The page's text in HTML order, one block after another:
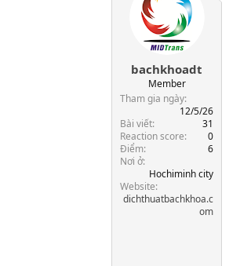
t
r
bachkhoadt
Member
Tham gia ngày
12/5/26
Bài viết
31
Reaction score
0
Điểm
6
Nơi ở
Hochiminh city
Website
dichthuatbachkhoa.c
om